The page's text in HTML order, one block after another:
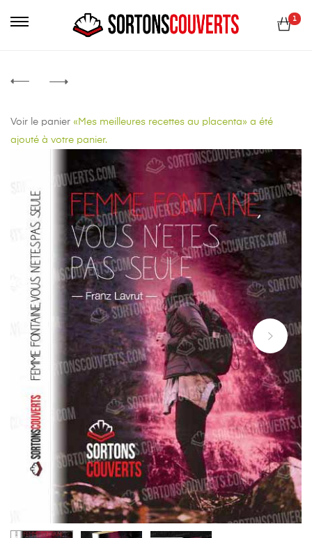
Menu
1
Voir le panier «Mes meilleures recettes au placenta» a été
ajouté à votre panier.